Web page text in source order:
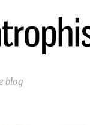
Ir al contenido principal